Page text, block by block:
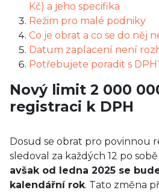
Kč) a jeho specifika
Režim pro malé podniky
Co je obrat a co se do něj
Datum zaplacení není
Potřebujete poradit s
Nový limit 2 000
registraci k DPH
Dosud se obrat pro povinnou
sledoval za každých 12 po
avšak od ledna 2025 se
kalendářní rok. Tato změna